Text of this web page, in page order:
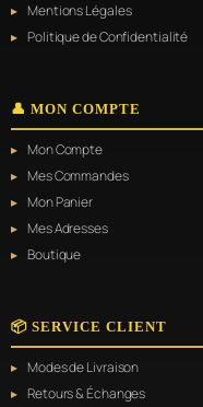
Mentions Légales
Politique de Confidentialité
👤 MON COMPTE
Mon Compte
Mes Commandes
Mon Panier
Mes Adresses
Boutique
📦 SERVICE CLIENT
Modes de Livraison
Retours & Échanges